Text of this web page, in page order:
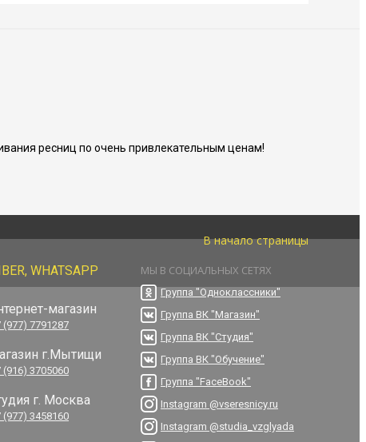
ресниц по очень привлекательным ценам!
В начало страницы
МЫ В СОЦИАЛЬНЫХ СЕТЯХ
Группа "Одноклассники"
Группа ВК "Магазин"
Группа ВК "Студия"
Группа ВК "Обучение"
Группа "FaceBook"
Instagram @vseresnicy.ru
Instagram @studia_vzglyada
WHATSAPP
магазин
(977) 7791287
г.Мытищи
(916) 3705060
г. Москва
(977) 3458160